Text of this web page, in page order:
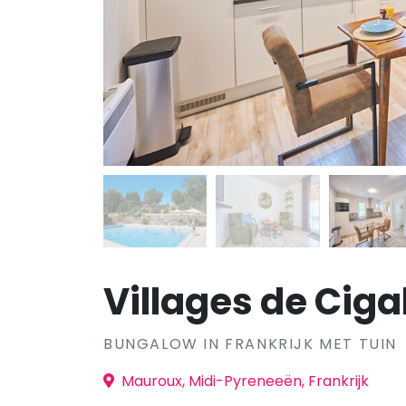
Villages de
BUNGALOW IN FRANKRIJK MET TUIN
Mauroux, Midi-Pyreneeën, Frankrijk